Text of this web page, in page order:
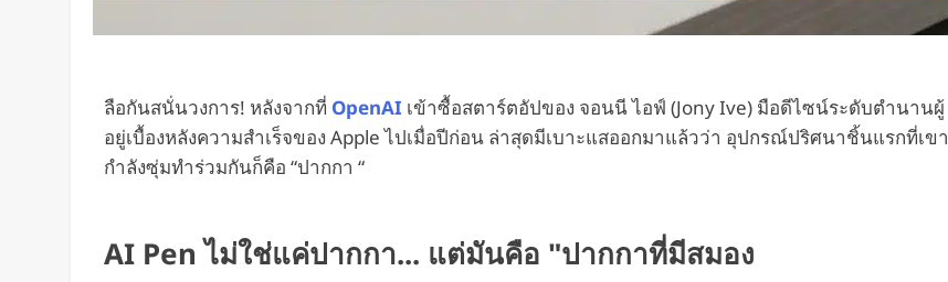
ลือกันสนั่นวงการ! หลังจากที่ OpenAI เข้าซื้อสตาร์ตอัปของ จอนนี ไอฟ์ (Jony Ive) มือดีไซน์ระดับตำนานผู้
อยู่เบื้องหลังความสำเร็จของ Apple ไปเมื่อปีก่อน ล่าสุดมีเบาะแสออกมาแล้วว่า อุปกรณ์ปริศนาชิ้นแรกที่เขา
กำลังซุ่มทำร่วมกันก็คือ “ปากกา “
AI Pen ไม่ใช่แค่ปากกา... แต่มันคือ "ปากกาที่มีสมอง